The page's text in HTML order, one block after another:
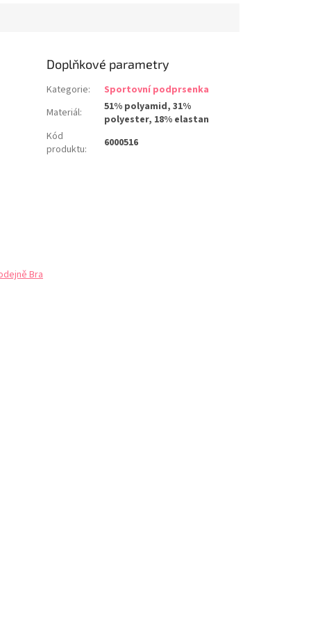
Bra
Doplňkové parametry
Kategorie:
Sportovní podprsenka
Materiál:
51% polyamid, 31%
polyester, 18% elastan
Kód
produktu: 6000516